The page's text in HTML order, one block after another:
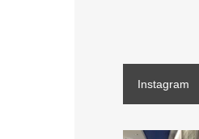
Instagram